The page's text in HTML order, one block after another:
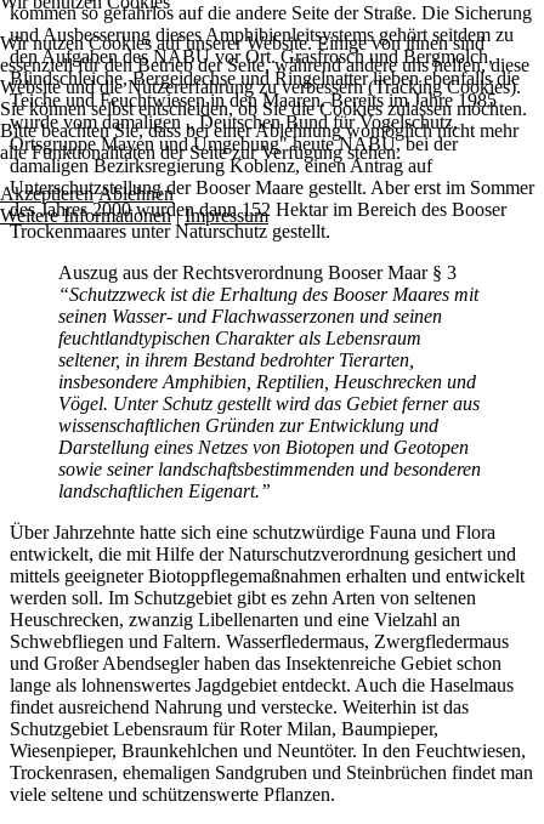
kommen so gefahrlos auf die andere Seite der Straße. Die Sicherung
und Ausbesserung dieses Amphibienleitsystems gehört seitdem zu
den Aufgaben des NABU vor Ort. Grasfrosch und Bergmolch,
Blindschleiche, Bergeidechse und Ringelnatter lieben ebenfalls die
Teiche und Feuchtwiesen in den Maaren. Bereits im Jahre 1985
wurde vom damaligen „ Deutschen Bund für Vogelschutz,
Ortsgruppe Mayen und Umgebung" heute NABU, bei der
damaligen Bezirksregierung Koblenz, einen Antrag auf
Unterschutzstellung der Booser Maare gestellt. Aber erst im Sommer
des Jahres 2000 wurden dann 152 Hektar im Bereich des Booser
Trockenmaares unter Naturschutz gestellt.
Auszug aus der Rechtsverordnung Booser Maar § 3
“Schutzzweck ist die Erhaltung des Booser Maares mit
seinen Wasser- und Flachwasserzonen und seinen
feuchtlandtypischen Charakter als Lebensraum
seltener, in ihrem Bestand bedrohter Tierarten,
insbesondere Amphibien, Reptilien, Heuschrecken und
Vögel. Unter Schutz gestellt wird das Gebiet ferner aus
wissenschaftlichen Gründen zur Entwicklung und
Darstellung eines Netzes von Biotopen und Geotopen
sowie seiner landschaftsbestimmenden und besonderen
landschaftlichen Eigenart.”
Über Jahrzehnte hatte sich eine schutzwürdige Fauna und Flora
entwickelt, die mit Hilfe der Naturschutzverordnung gesichert und
mittels geeigneter Biotoppflegemaßnahmen erhalten und entwickelt
werden soll. Im Schutzgebiet gibt es zehn Arten von seltenen
Heuschrecken, zwanzig Libellenarten und eine Vielzahl an
Schwebfliegen und Faltern. Wasserfledermaus, Zwergfledermaus
und Großer Abendsegler haben das Insektenreiche Gebiet schon
lange als lohnenswertes Jagdgebiet entdeckt. Auch die Haselmaus
findet ausreichend Nahrung und verstecke. Weiterhin ist das
Schutzgebiet Lebensraum für Roter Milan, Baumpieper,
Wiesenpieper, Braunkehlchen und Neuntöter. In den Feuchtwiesen,
Trockenrasen, ehemaligen Sandgruben und Steinbrüchen findet man
viele seltene und schützenswerte Pflanzen.
Wir nutzen Cookies auf unserer Website. Einige von ihnen sind
essenziell für den Betrieb der Seite, während andere uns helfen, diese
Website und die Nutzererfahrung zu verbessern (Tracking Cookies).
Sie können selbst entscheiden, ob Sie die Cookies zulassen möchten.
Bitte beachten Sie, dass bei einer Ablehnung womöglich nicht mehr
alle Funktionalitäten der Seite zur Verfügung stehen.
Akzeptieren Ablehnen
Weitere Informationen|Impressum